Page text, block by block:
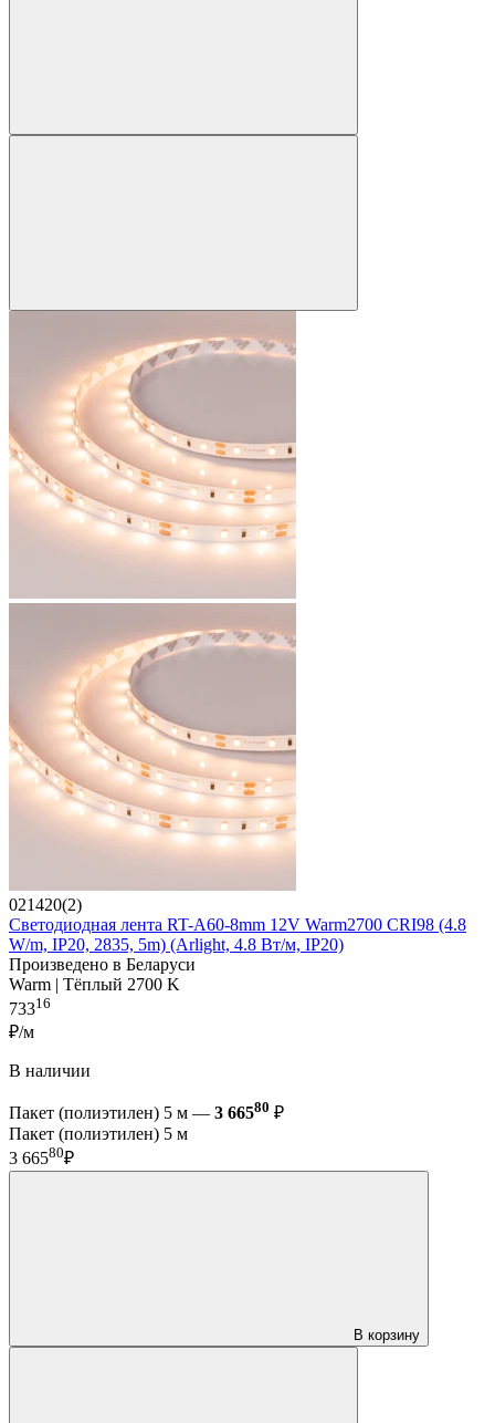
021420(2)
Светодиодная лента RT-A60-8mm 12V Warm2700 CRI98 (4.8
W/m, IP20, 2835, 5m) (Arlight, 4.8 Вт/м, IP20)
Произведено в Беларуси
Warm | Тёплый 2700 K
73316
₽/м
В наличии
Пакет (полиэтилен) 5 м — 3 66580 ₽
Пакет (полиэтилен) 5 м
3 66580₽
В корзину